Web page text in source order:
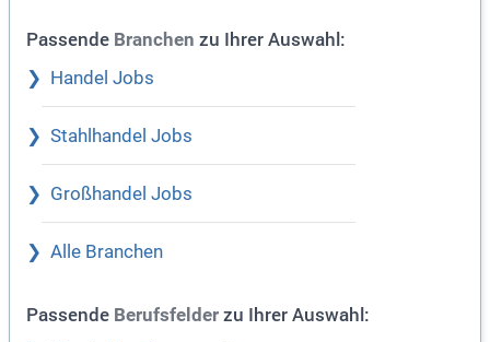
Passende Branchen zu Ihrer Auswahl:
Handel Jobs
Stahlhandel Jobs
Großhandel Jobs
Alle Branchen
Passende Berufsfelder zu Ihrer Auswahl: